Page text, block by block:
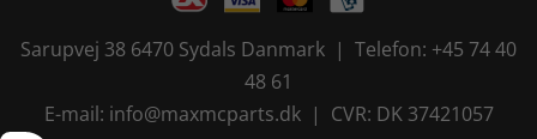
Sarupvej 38 6470 Sydals Danmark | Telefon: +45 74 40
48 61
E-mail: info@maxmcparts.dk | CVR: DK 37421057